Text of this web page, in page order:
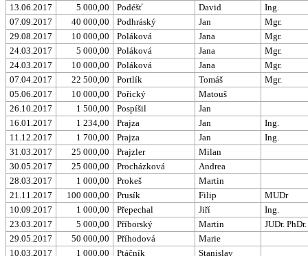
13.06.2017
5 000,00 Podéšť David
Ing.
07.09.2017
40 000,00 Podhráský Jan
Mgr.
29.08.2017
10 000,00 Poláková Jana
Mgr.
24.03.2017
5 000,00 Poláková Jana
Mgr.
24.03.2017
10 000,00 Poláková Jana
Mgr.
07.04.2017
22 500,00 Portlík Tomáš
Mgr.
05.06.2017
10 000,00 Pořický
Matouš
26.10.2017
1 500,00 Pospíšil
Jan
16.01.2017
1 234,00 Prajza Jan
Ing.
11.12.2017
1 700,00 Prajza Jan
Ing.
31.03.2017
25 000,00 Prajzler
Milan
30.05.2017
25 000,00 Procházková
Andrea
28.03.2017
1 000,00 Prokeš
Martin
21.11.2017
100 000,00 Prusík Filip
MUDr
10.09.2017
1 000,00 Přepechal Jiří
Ing.
23.03.2017
5 000,00 Příborský Martin
JUDr. PhDr.
29.05.2017
50 000,00 Příhodová
Marie
10.03.2017
1 000,00 Ptáčník
Stanislav